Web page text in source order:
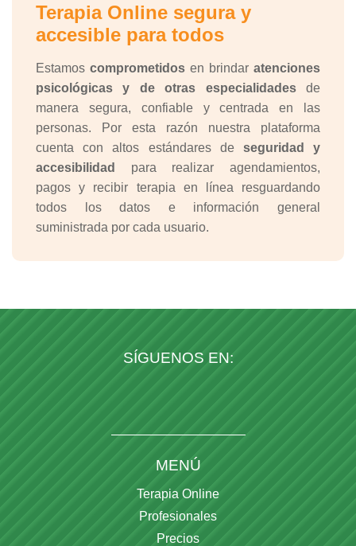
Terapia Online segura y
accesible para todos
Estamos comprometidos en brindar atenciones
psicológicas y de otras especialidadesde
manera segura, confiable y centrada en las
personas. Por esta razón nuestra plataforma
cuenta con altos estándares de seguridad y
accesibilidad
para realizar agendamientos,
pagos y recibir terapia en línea resguardando
todos los datos e información general
suministrada por cada usuario.
SÍGUENOS EN:
MENÚ
Terapia Online
Profesionales
Precios